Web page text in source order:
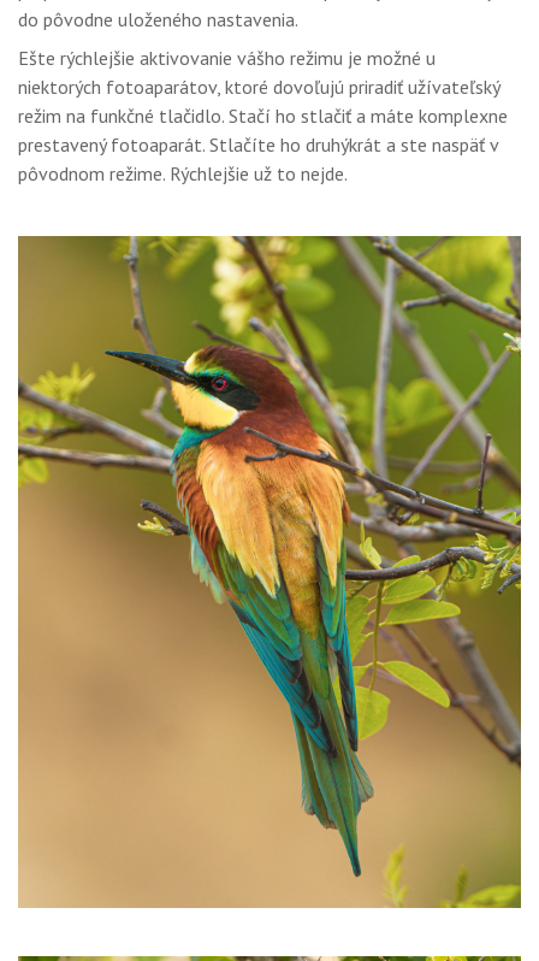
do pôvodne uloženého nastavenia.
Ešte rýchlejšie aktivovanie vášho režimu je možné u
niektorých fotoaparátov, ktoré dovoľujú priradiť užívateľský
režim na funkčné tlačidlo. Stačí ho stlačiť a máte komplexne
prestavený fotoaparát. Stlačíte ho druhýkrát a ste naspäť v
pôvodnom režime. Rýchlejšie už to nejde.